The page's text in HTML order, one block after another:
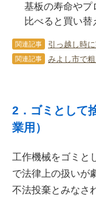
基板の寿命やプ
比べると買い替
関連記事
関連記事
2．ゴミとして
業用）
工作機械をゴミと
で法律上の扱いが
不法投棄とみなさ